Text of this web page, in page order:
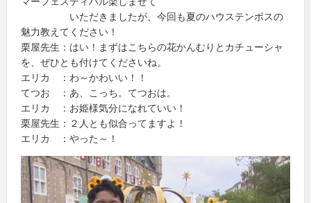
いただきましたが、今回も夏のハウステンボスの
魅力教えてください！
栗屋先生：はい！まずはこちらの花かんむりとカチューシャ
を、ぜひとも付けてくださいね。
エリカ ：わ～かわいい！！
てつお ：あ、こっち。てつおは。
エリカ ：お姫様気分になれていい！
栗屋先生：２人とも似合ってますよ！
エリカ ：やった～！